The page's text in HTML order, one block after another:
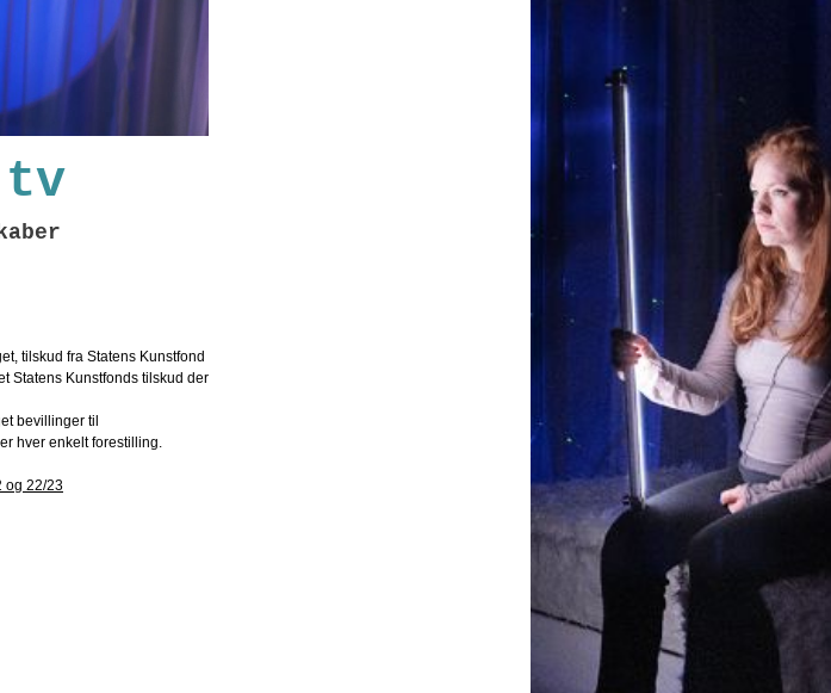
tilskud fra Statens Kunstfond
Statens Kunstfonds tilskud der
bevillinger til
hver enkelt forestilling.
og 22/23